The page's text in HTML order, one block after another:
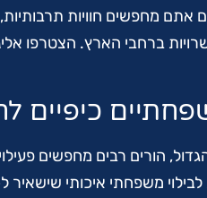
אתם מחפשים חוויות
ברחבי הארץ. הצטרפו
כיפיים
הורים רבים מחפשים
משפחתי איכותי שישאיר